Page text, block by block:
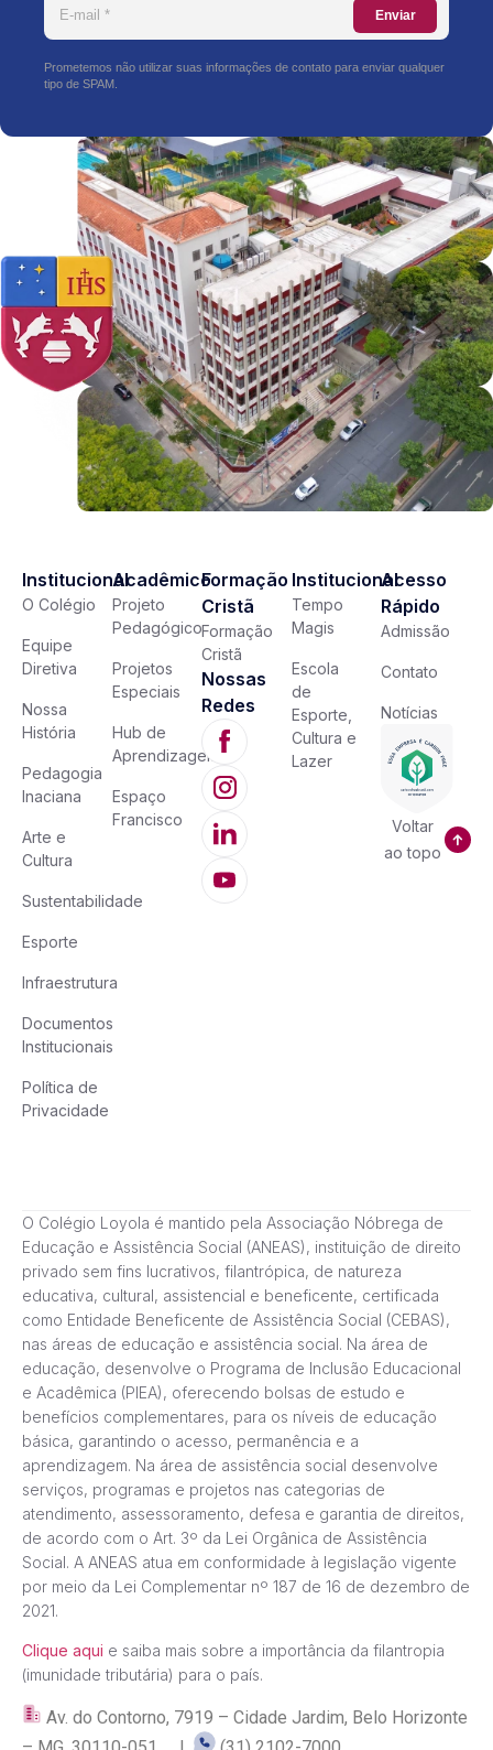
Enviar
Prometemos não utilizar suas informações de contato para enviar qualquer
tipo de SPAM.
Institucional
O Colégio
Equipe
Diretiva
Nossa
História
Pedagogia
Inaciana
Arte e
Cultura
Sustentabilidade
Esporte
Infraestrutura
Documentos
Institucionais
Política de
Privacidade
Acadêmico
Projeto
Pedagógico
Projetos
Especiais
Hub de
Aprendizagem
Espaço
Francisco
Formação
Cristã
Formação
Cristã
Nossas
Redes
Institucional
Tempo
Magis
Escola
de
Esporte,
Cultura e
Lazer
Acesso
Rápido
Admissão
Contato
Notícias
Voltar
ao topo
O Colégio Loyola é mantido pela Associação Nóbrega de
Educação e Assistência Social (ANEAS), instituição de direito
privado sem fins lucrativos, filantrópica, de natureza
educativa, cultural, assistencial e beneficente, certificada
como Entidade Beneficente de Assistência Social (CEBAS),
nas áreas de educação e assistência social. Na área de
educação, desenvolve o Programa de Inclusão Educacional
e Acadêmica (PIEA), oferecendo bolsas de estudo e
benefícios complementares, para os níveis de educação
básica, garantindo o acesso, permanência e a
aprendizagem. Na área de assistência social desenvolve
serviços, programas e projetos nas categorias de
atendimento, assessoramento, defesa e garantia de direitos,
de acordo com o Art. 3º da Lei Orgânica de Assistência
Social. A ANEAS atua em conformidade à legislação vigente
por meio da Lei Complementar nº 187 de 16 de dezembro de
2021.
Clique aqui e saiba mais sobre a importância da filantropia
(imunidade tributária) para o país.
Av. do Contorno, 7919 – Cidade Jardim, Belo Horizonte